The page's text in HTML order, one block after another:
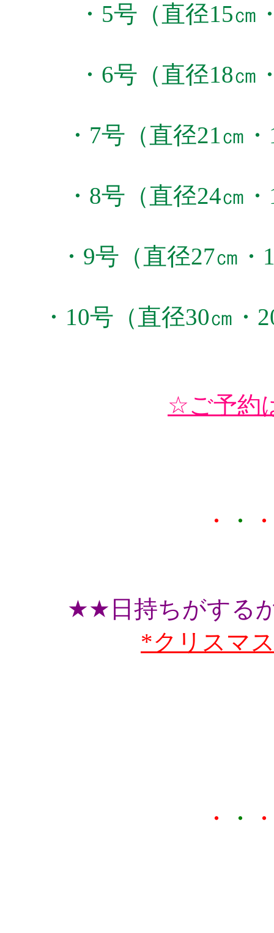
・5号（直径15
・6号（直径18
・7号（直径21㎝
・8号（直径24㎝
・9号（直径27㎝
・10号（直径30㎝
☆ご予約
・ ・
★★日持ちがする
*クリスマ
・ ・